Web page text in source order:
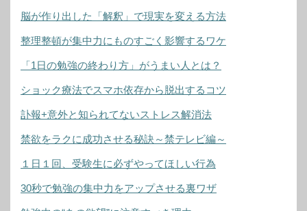
脳が作り出した「解釈」で現実を変える方法
整理整頓が集中力にものすごく影響するワケ
「1日の勉強の終わり方」がうまい人とは？
ショック療法でスマホ依存から脱出するコツ
訃報+意外と知られてないストレス解消法
禁欲をラクに成功させる秘訣～禁テレビ編～
１日１回、受験生に必ずやってほしい行為
30秒で勉強の集中力をアップさせる裏ワザ